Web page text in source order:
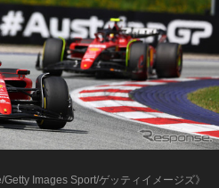
Getty Images Sport/ゲッティイメージズ》